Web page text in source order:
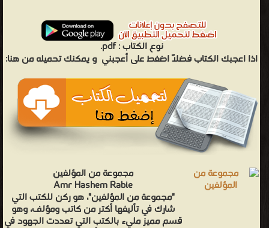
نوع الكتاب :pdf.
اذا اعجبك الكتاب فضلاً اضغط على أعجبني و يمكنك تحميله من هنا:
مجموعة من المؤلفين
Amr Hashem Rabie
"مجموعة من المؤلفين"، هو ركن للكتب التي
شارك في تأليفها أكتر من كاتب ومؤلف، وهو
قسم مميز مليء بالكتب التي تعددت الجهود في